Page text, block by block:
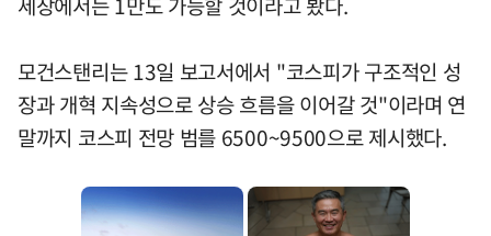
모건스탠리는 13일 보고서에서 "코스피가 구조적인 성
장과 개혁 지속성으로 상승 흐름을 이어갈 것"이라며 연
말까지 코스피 전망 범를 6500~9500으로 제시했다.